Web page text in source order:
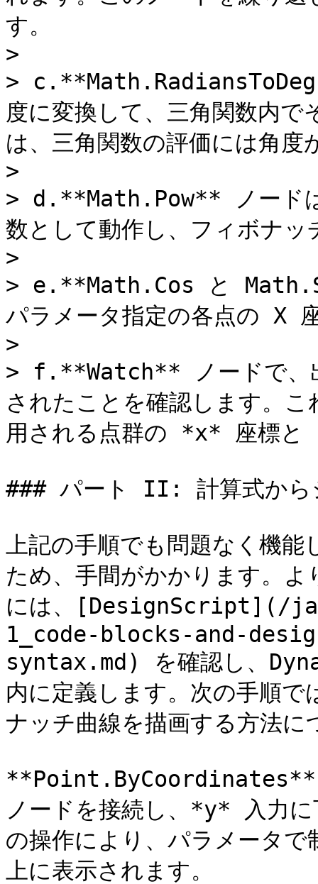
す。
>
>
度に変換して、三角関数内
は、三角関数の評価には角度
>
> d.**Math.Pow** ノード
数として動作し、フィボナッ
>
> e.**Math.Cos と
パラメータ指定の各点の X
>
> f.**Watch** ノードで、
されたことを確認します。
用される点群の *x* 座標
### パート II: 計算式から
上記の手順でも問題なく機
ため、手間がかかります。
には、[DesignScript](/
1_code-blocks-and-
syntax.md) を確認し、
内に定義します。次の手順
ナッチ曲線を描画する方法に
**Point.ByCoordinates**
ノードを接続し、*y* 入力
の操作により、パラメータ
上に表示されます。